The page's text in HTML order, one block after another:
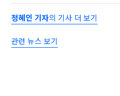
정혜인 기자의 기사 더 보기
관련 뉴스 보기